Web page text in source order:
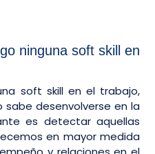
ninguna soft skill en
soft skill en el trabajo,
desenvolverse en la
es detectar aquellas
en mayor medida